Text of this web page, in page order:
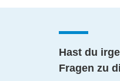
Hast du
Fragen zu